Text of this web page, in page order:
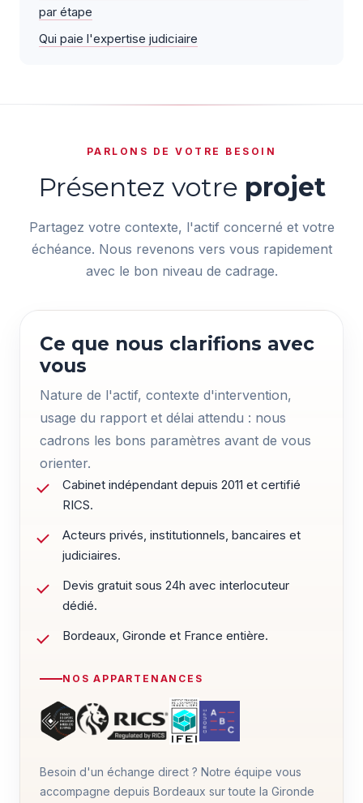
par étape
Qui paie l'expertise judiciaire
PARLONS DE VOTRE BESOIN
Présentez votre projet
Partagez votre contexte, l'actif concerné et votre
échéance. Nous revenons vers vous rapidement
avec le bon niveau de cadrage.
Ce que nous clarifions avec
vous
Nature de l'actif, contexte d'intervention,
usage du rapport et délai attendu : nous
cadrons les bons paramètres avant de vous
orienter.
Cabinet indépendant depuis 2011 et certifié
RICS.
Acteurs privés, institutionnels, bancaires et
judiciaires.
Devis gratuit sous 24h avec interlocuteur
dédié.
Bordeaux, Gironde et France entière.
NOS APPARTENANCES
Besoin d'un échange direct ? Notre équipe vous
accompagne depuis Bordeaux sur toute la Gironde